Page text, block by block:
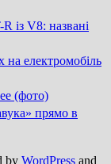
із V8: названі
електромобіль
(фото)
прямо в
by WordPress and